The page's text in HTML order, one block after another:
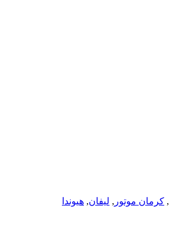
, کرمان موتور , لیفان, هیوندا